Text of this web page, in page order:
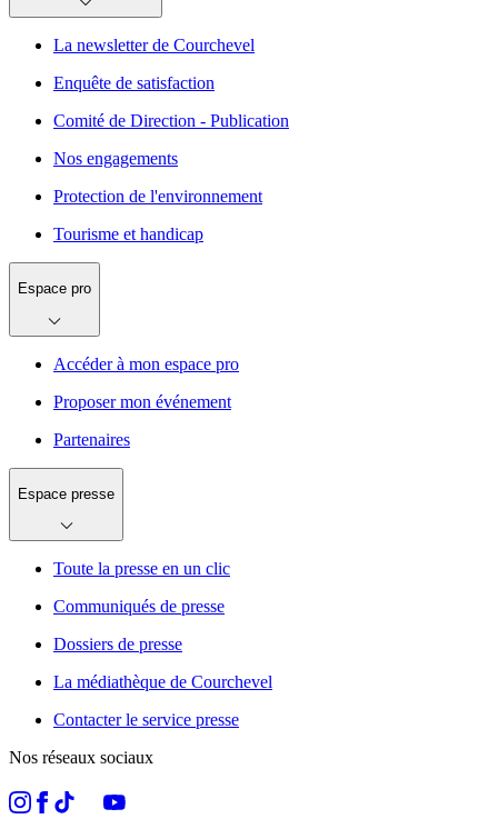
La newsletter de Courchevel
Enquête de satisfaction
Comité de Direction - Publication
Nos engagements
Protection de l'environnement
Tourisme et handicap
Espace pro
Accéder à mon espace pro
Proposer mon événement
Partenaires
Espace presse
Toute la presse en un clic
Communiqués de presse
Dossiers de presse
La médiathèque de Courchevel
Contacter le service presse
Nos réseaux sociaux